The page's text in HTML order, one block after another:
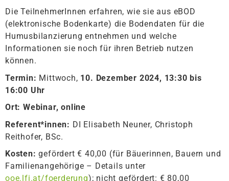
Die TeilnehmerInnen erfahren, wie sie aus eBOD
(elektronische Bodenkarte) die Bodendaten für die
Humusbilanzierung entnehmen und welche
Informationen sie noch für ihren Betrieb nutzen
können.
Termin: Mittwoch, 10. Dezember 2024, 13:30 bis
16:00 Uhr
Ort: Webinar, online
Referent*innen: DI Elisabeth Neuner, Christoph
Reithofer, BSc.
Kosten: gefördert € 40,00 (für Bäuerinnen, Bauern und
Familienangehörige – Details unter
ooe.lfi.at/foerderung); nicht gefördert: € 80,00